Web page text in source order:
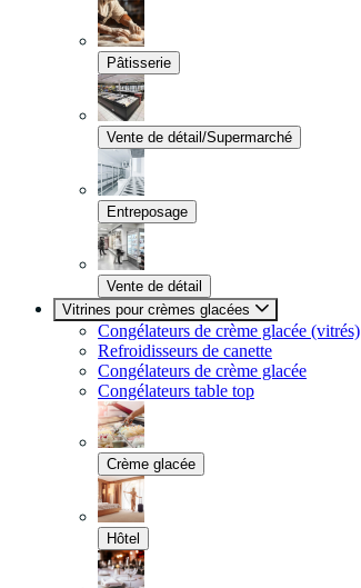
Pâtisserie
Vente de détail/Supermarché
Entreposage
Vente de détail
Vitrines pour crèmes glacées
Congélateurs de crème glacée (vitrés)
Refroidisseurs de canette
Congélateurs de crème glacée
Congélateurs table top
Crème glacée
Hôtel